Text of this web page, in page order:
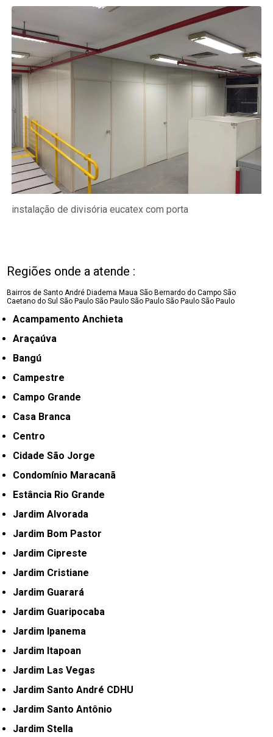
instalação de divisória eucatex com porta
Regiões onde a atende :
Bairros de Santo André Diadema Maua São Bernardo do Campo São
Caetano do SulSão Paulo São Paulo São Paulo São Paulo São Paulo
Acampamento Anchieta
Araçaúva
Bangú
Campestre
Campo Grande
Casa Branca
Centro
Cidade São Jorge
Condomínio Maracanã
Estância Rio Grande
Jardim Alvorada
Jardim Bom Pastor
Jardim Cipreste
Jardim Cristiane
Jardim Guarará
Jardim Guaripocaba
Jardim Ipanema
Jardim Itapoan
Jardim Las Vegas
Jardim Santo André CDHU
Jardim Santo Antônio
Jardim Stella